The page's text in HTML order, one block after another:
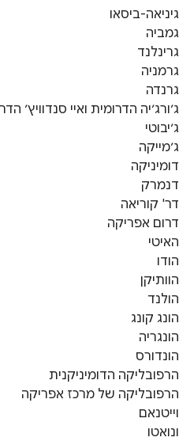
גיניאה-ביסאו
גמביה
גרינלנד
גרמניה
גרנדה
ג׳ורג׳יה הדרומית ואיי סנדוויץ׳
ג׳יבוטי
ג׳מייקה
דומיניקה
דנמרק
דר' קוריאה
דרום אפריקה
האיטי
הודו
הוותיקן
הולנד
הונג קונג
הונגריה
הונדורס
הרפובליקה הדומיניקנית
הרפובליקה של מרכז אפריקה
וייטנאם
ונואטו